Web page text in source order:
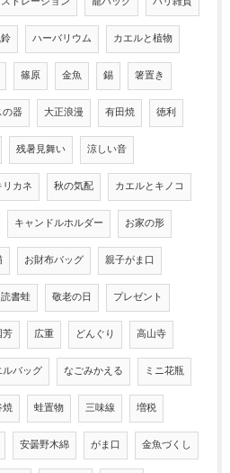
ハーバリウム カエルと植物
篠原 金魚 錫 箸置き
の器 大正浪漫 有田焼 徳利
残暑見舞い 涼しい音
リカネ 秋の気配 カエルとキノコ
キャンドルホルダー お家の形
お財布バッグ 親子がま口
書蛙 敬老の日 プレゼント
芳 広重 どんぐり 高山寺
ルバッグ なごみかえる ミニ花瓶
焼 蛙置物 三味線 増税
安曇野木綿 がま口 金魚づくし